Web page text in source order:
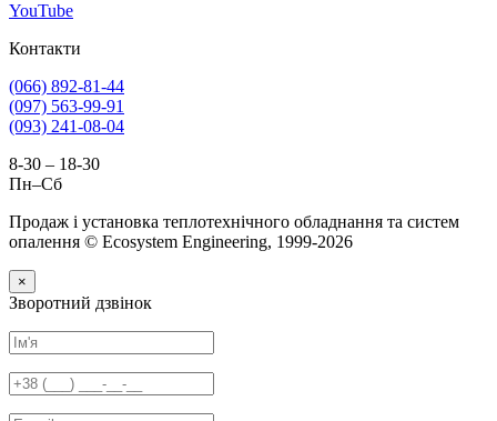
YouTube
Контакти
(066) 892-81-44
(097) 563-99-91
(093) 241-08-04
8-30 – 18-30
Пн–Сб
Продаж і установка теплотехнічного обладнання та систем
опалення © Ecosystem Engineering, 1999-2026
×
Зворотний дзвінок